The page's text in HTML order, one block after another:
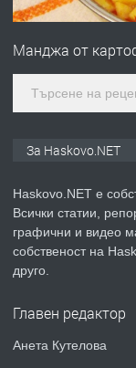
ПРЕДЛАГА
ПРЕДЛАГА
Манджа от
За Haskovo.NET
Haskovo.NET е
Всички статии,
графични и видео
собственост на
друго.
Главен редактор
Анета Кутелова